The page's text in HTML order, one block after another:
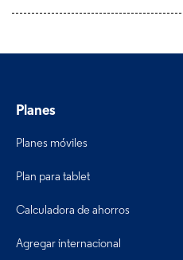
Planes
Planes móviles
Plan para tablet
Calculadora de ahorros
Agregar internacional